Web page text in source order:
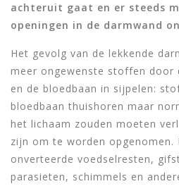
achteruit gaat en er steeds
openingen in de darmwand
Het gevolg van de lekkende
meer ongewenste stoffen door
en de bloedbaan in sijpelen:
bloedbaan thuishoren maar
het lichaam zouden moeten
zijn om te worden opgenomen.
onverteerde voedselresten,
parasieten, schimmels en